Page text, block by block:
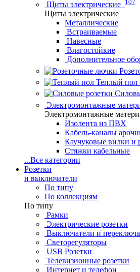
Щиты электрические 107
Щиты электрические
Металлические
Встраиваемые
Навесные
Влагостойкие
Дополнительное
Теплый пол
Электромонтажные
Электромонтажные
Изолента из ПВХ
Кабель-каналы
Каучуковые вилки и
Стяжки кабельные
...Все категории
Розетки
и выключатели
По типу
По коллекциям
По типу
Рамки
Электрические розетки
Выключатели и
Светорегуляторы
USB Розетки
Телевизионные розетки
Интернет и телефон